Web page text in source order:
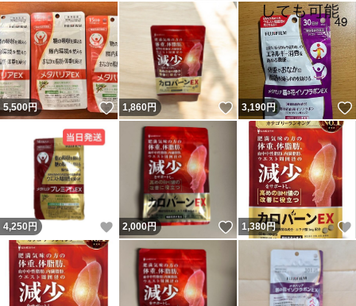
5,500円 いいね！
1,860円 いいね！
3,190円
4,250 円 いいね！
2,000円 いいね！
1,380円